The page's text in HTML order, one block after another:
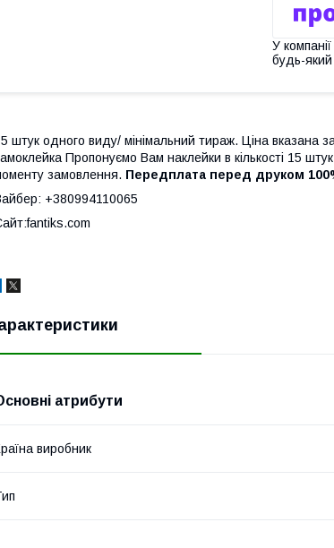
У
будь-
штук одного виду/ мінімальний тираж. Ціна вказана
Пропонуємо Вам наклейки в кількості 15
замовлення. Передплата перед друком
+380994110065
атрибути
виробник